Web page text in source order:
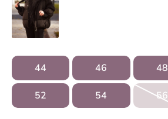
44 46 48
52 54 56